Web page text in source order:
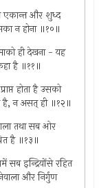
एकान्त और शुध्द
न होना ॥१०॥
ही देखना - यह
है ॥११॥
होता है उसको
है, न असत् ही ॥१२॥
तथा सब ओर
है ॥१३॥
सब इन्द्रियोंसे रहित
और निर्गुण